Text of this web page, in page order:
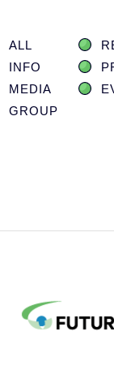
ALL
INFO
MEDIA
GROUP